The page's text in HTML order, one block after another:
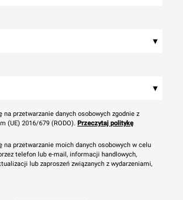
▾
▾
na przetwarzanie danych osobowych zgodnie z
(UE) 2016/679 (RODO). Przeczytaj politykę
na przetwarzanie moich danych osobowych w celu
telefon lub e-mail, informacji handlowych,
lub zaproszeń związanych z wydarzeniami,